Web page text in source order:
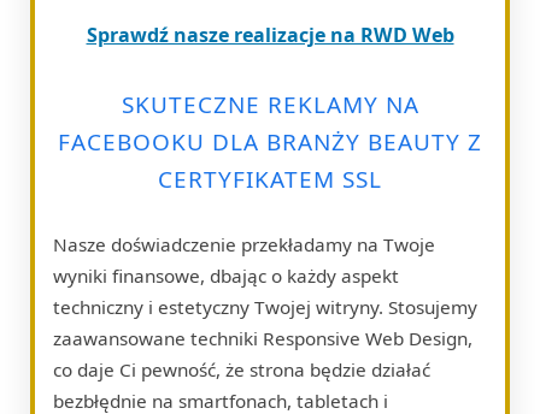
Sprawdź nasze realizacje na RWD Web
SKUTECZNE REKLAMY NA
FACEBOOKU DLA BRANŻY BEAUTY Z
CERTYFIKATEM SSL
Nasze doświadczenie przekładamy na Twoje
wyniki finansowe, dbając o każdy aspekt
techniczny i estetyczny Twojej witryny. Stosujemy
zaawansowane techniki Responsive Web Design,
co daje Ci pewność, że strona będzie działać
bezbłędnie na smartfonach, tabletach i